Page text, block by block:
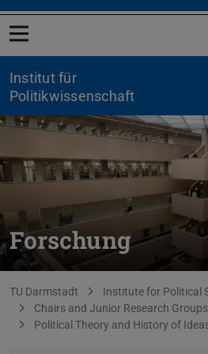
Open menu
Institut für
Politikwissenschaft
Forschung
You are here:
TU Darmstadt Institute for Political
Chairs and Junior Research Groups
Political Theory and History of